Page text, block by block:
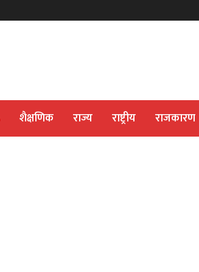
शैक्षणिक राज्य राष्ट्रीय राजकारण